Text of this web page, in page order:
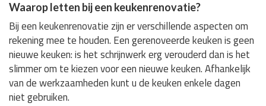
Waarop letten bij een keukenrenovatie?
Bij een keukenrenovatie zijn er verschillende aspecten om
rekening mee te houden. Een gerenoveerde keuken is geen
nieuwe keuken: is het schrijnwerk erg verouderd dan is het
slimmer om te kiezen voor een nieuwe keuken. Afhankelijk
van de werkzaamheden kunt u de keuken enkele dagen
niet gebruiken.